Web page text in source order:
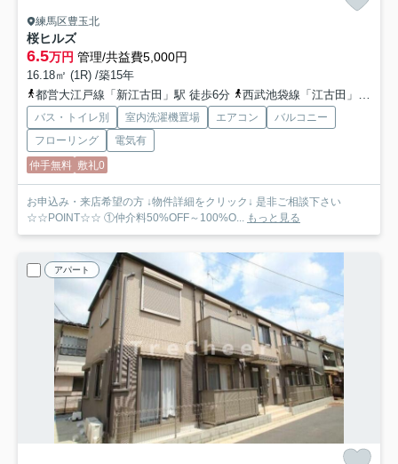
練馬区豊玉北
桜ヒルズ
6.5万円 管理/共益費5,000円
16.18㎡ (1R) /築15年
都営大江戸線「新江古田」駅 徒歩6分
西武池袋線「江古田」駅 徒歩9分
バス・トイレ別 室内洗濯機置場 エアコン
バルコニー
フローリング
電気有
仲手無料 敷礼0
お申込み・来店希望の方 ↓物件詳細をクリック↓ 是非ご相談下さい
☆☆POINT☆☆ ①仲介料50%OFF～100%O...
もっと見る
アパート